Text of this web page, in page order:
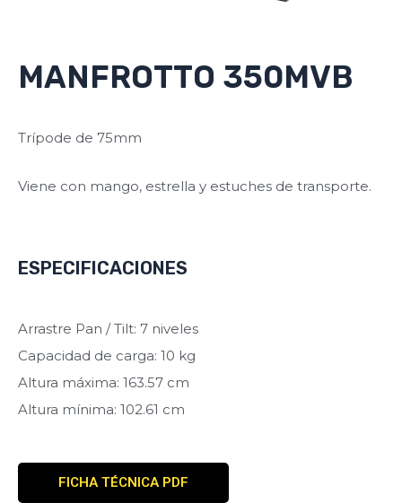
MANFROTTO 350MVB
Trípode de 75mm
Viene con mango, estrella y estuches de transporte.
ESPECIFICACIONES
Arrastre Pan / Tilt: 7 niveles
Capacidad de carga: 10 kg
Altura máxima: 163.57 cm
Altura mínima: 102.61 cm
FICHA TÉCNICA PDF